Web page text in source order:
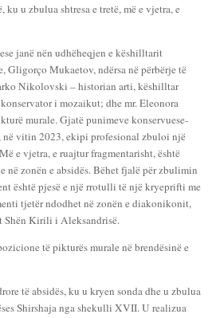
ku u zbulua shtresa e tretë, më e vjetra, e
janë nën udhëheqjen e këshilltarit
Gligorço Mukaetov, ndërsa në përbërje të
Nikolovski – historian arti, këshilltar
i mozaikut; dhe mr. Eleonora
murale. Gjatë punimeve konservuese-
në vitin 2023, ekipi profesional zbuloi një
e vjetra, e ruajtur fragmentarisht, është
në zonën e absidës. Bëhet fjalë për zbulimin
është pjesë e një rrotulli të një kryeprifti me
tjetër ndodhet në zonën e diakonikonit,
Shën Kirili i Aleksandrisë.
të pikturës murale në brendësinë e
të absidës, ku u kryen sonda dhe u zbulua
Shirshaja nga shekulli XVII. U realizua